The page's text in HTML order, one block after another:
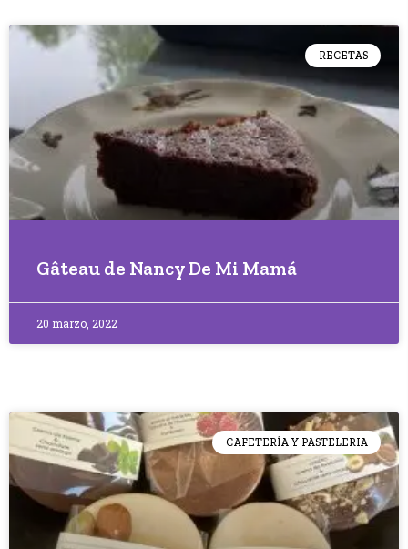
RECETAS
Gâteau de Nancy De Mi Mamá
20 marzo, 2022
CAFETERÍA Y PASTELERIA